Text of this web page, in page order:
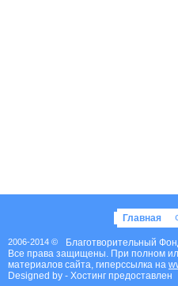
Главная
2006-2014 ©
Благотворительный
Все права защищены. При полном
материалов сайта, гиперссылка на
Designed by - Хостинг предоставлен